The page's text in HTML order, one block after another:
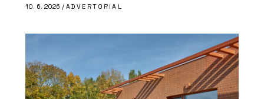
10. 6. 2026 / ADVERTORIAL